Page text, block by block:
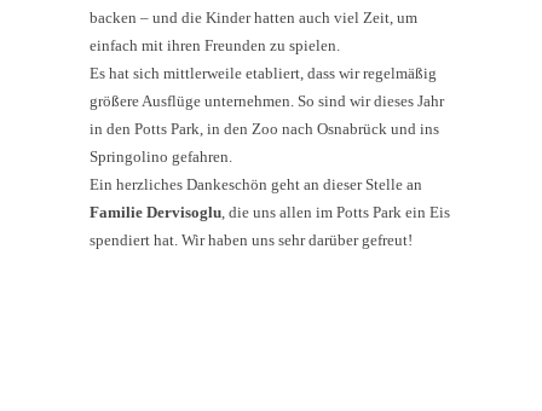
backen – und die Kinder hatten auch viel Zeit, um
einfach mit ihren Freunden zu spielen.
Es hat sich mittlerweile etabliert, dass wir regelmäßig
größere Ausflüge unternehmen. So sind wir dieses Jahr
in den Potts Park, in den Zoo nach Osnabrück und ins
Springolino gefahren.
Ein herzliches Dankeschön geht an dieser Stelle an
Familie Dervisoglu , die uns allen im Potts Park ein Eis
spendiert hat. Wir haben uns sehr darüber gefreut!